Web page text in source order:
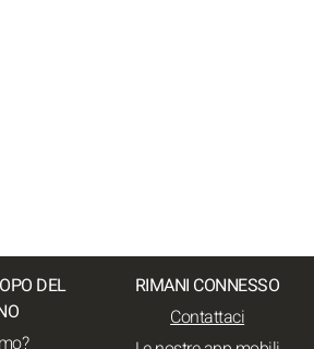
DEL
RIMANI CONNESSO
Contattaci